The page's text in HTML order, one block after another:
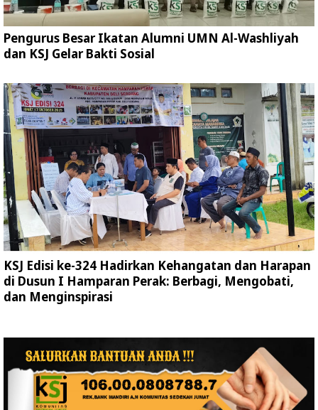
Pengurus Besar Ikatan Alumni UMN Al-Washliyah
dan KSJ Gelar Bakti Sosial
KSJ Edisi ke-324 Hadirkan Kehangatan dan Harapan
di Dusun I Hamparan Perak: Berbagi, Mengobati,
dan Menginspirasi